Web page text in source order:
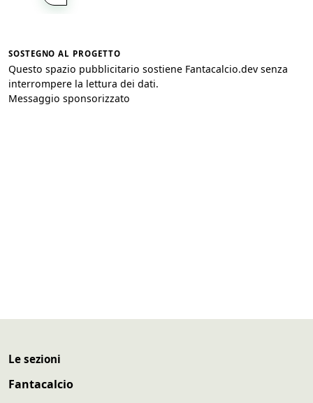
SOSTEGNO AL PROGETTO
Questo spazio pubblicitario sostiene Fantacalcio.dev senza
interrompere la lettura dei dati.
Messaggio sponsorizzato
Le sezioni
Fantacalcio